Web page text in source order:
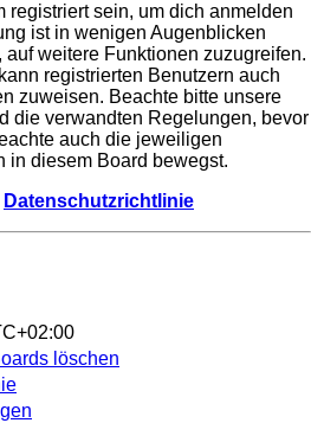
registriert sein, um dich anmelden
ist in wenigen Augenblicken
weitere Funktionen zuzugreifen.
registrierten Benutzern auch
zuweisen. Beachte bitte unsere
die verwandten Regelungen, bevor
auch die jeweiligen
in diesem Board bewegst.
Datenschutzrichtlinie
löschen